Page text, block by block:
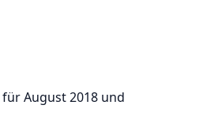
August 2018 und